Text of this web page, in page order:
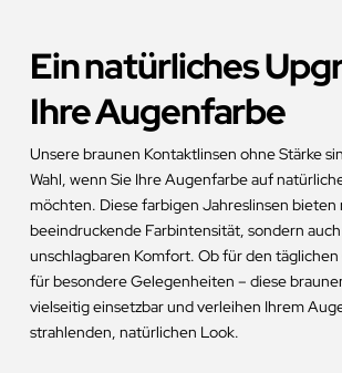
Ein natürliches
Ihre Augenfarbe
Unsere braunen Kontaktlinsen ohne Stärke
Wahl, wenn Sie Ihre Augenfarbe auf
möchten. Diese farbigen Jahreslinsen bieten
beeindruckende Farbintensität, sondern
unschlagbaren Komfort. Ob für den
für besondere Gelegenheiten – diese
vielseitig einsetzbar und verleihen Ihrem
strahlenden, natürlichen Look.